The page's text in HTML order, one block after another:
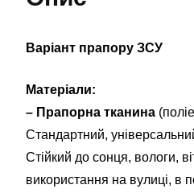
Варіант прапору ЗСУ
Матеріали:
– Прапорна тканина
Стандартний,
Стійкий до сонця, вологи,
використання на вулиці, в